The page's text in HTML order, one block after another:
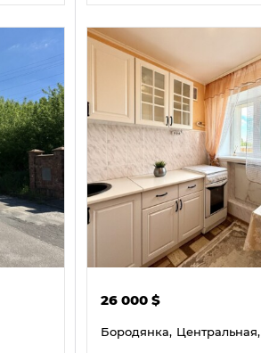
26 000 $
Бородянка, Центральная,